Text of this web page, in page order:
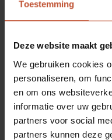
Toestemming
Deze website maakt
We gebruiken cookies
personaliseren, om
en om ons
informatie over uw
partners voor social
partners kunnen deze